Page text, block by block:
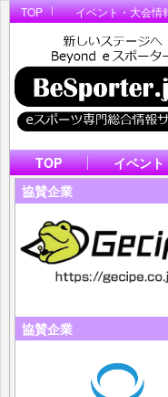
TOP イベント・大会情
TOP イベン
協賛企業
協賛企業